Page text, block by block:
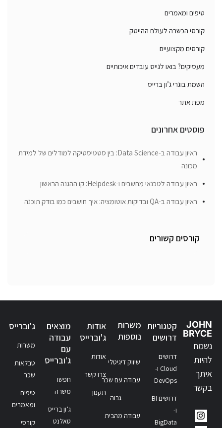
טיפים ומאמרים
קורסי הכשרה לעולם ההייטק
קורסים מקצועיים
מעסיקים? בואו לגייס עובדים איכותיים
השמת בוגרי ג’ון ברייס
מפת אתר
פוסטים אחרונים
ראיון עבודה ב-Data Science: בין סטטיסטיקה למודלים של למידת
מכונה
ראיון עבודה לטכנאי מחשבים ו-Helpdesk: קו ההגנה הראשון
ראיון עבודה ב-QA ובדיקות אוטומציה: איך חושבים כמו בודק תוכנה
קורסים קשורים
JOHN
BRYCE
נשמח
להיות
איתך
בקשר
קטגוריות
דרושים
דרושים
Cloud ו-
DevOps
דרושים BI
ו-
BigData
משרות
נוספות
שיווק דיגיטלי
עבודה עם שכר
גבוה
עבודה מהבית
אודות
ג'וברייס
אודות
צרו קשר
תקנון
מוצאים
עבודה
עם
ג'וברייס
חפשו
משרה
ג’ון ברייס
טאלנט
ג'וברייס
משרות
טבלאות
שכר
טיפים
ומאמרים
קורסי